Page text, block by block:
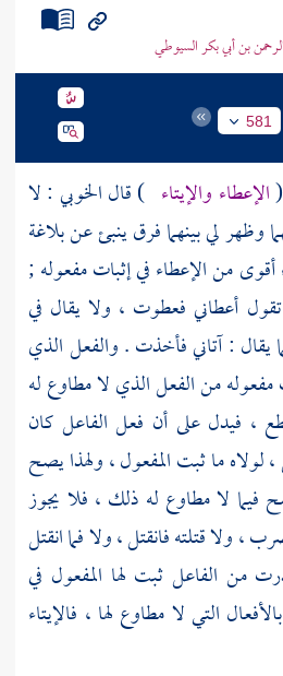
بن أبي بكر السيوطي
581
الإعطاء والإيتاء ) قالالخوبي : لا
وظهر لي بينهما فرق ينبئ عن بلاغة
أقوى من الإعطاء في إثبات مفعوله ;
أعطاني فعطوت ، ولا يقال في
يقال : آتاني فأخذت . والفعل الذي
من الفعل الذي لا مطاوع له
، فيدل على أن فعل الفاعل كان
لولاه ما ثبت المفعول ، ولهذا يصح
فيما لا مطاوع له ذلك ، فلا يجوز
، ولا قتلته فانقتل ، ولا فما انقتل
من الفاعل ثبت لها المفعول في
التي لا مطاوع لها ، فالإيتاء